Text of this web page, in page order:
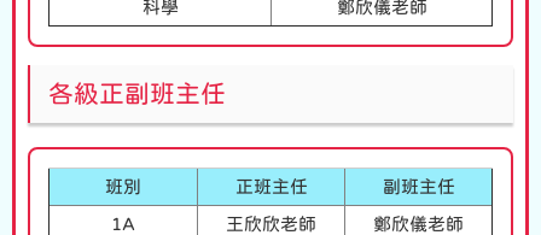
科學 鄭欣儀老師
各級正副班主任
班別 正班主任 副班主任
1A 王欣欣老師 鄭欣儀老師